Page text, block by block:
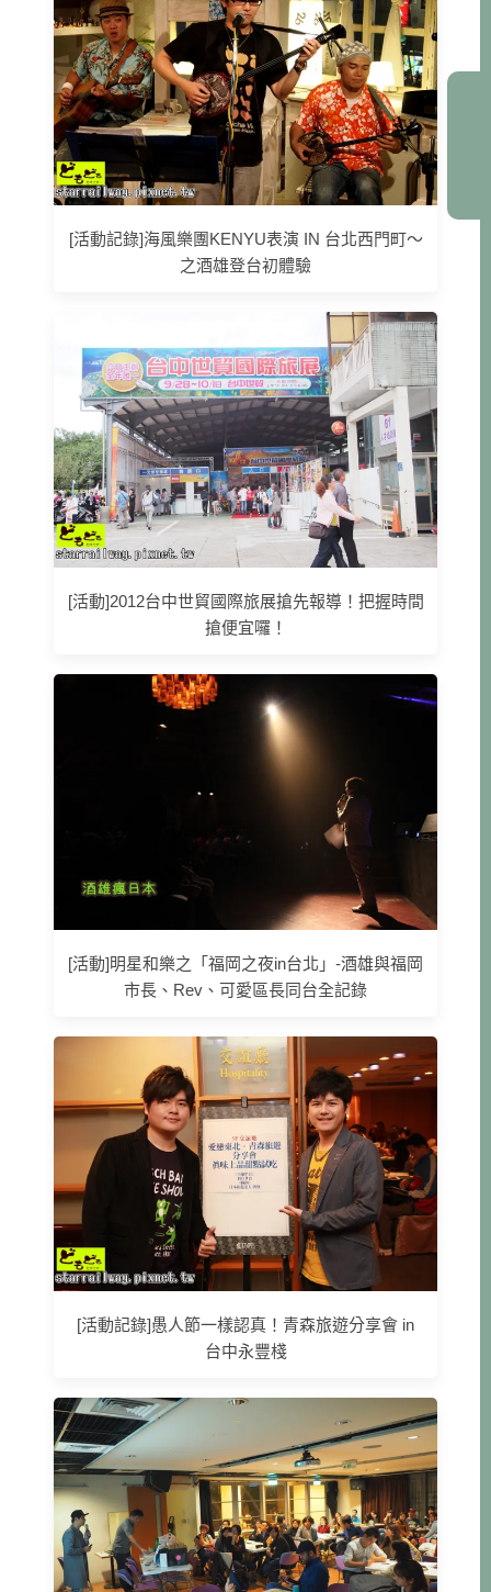
[活動記錄]海風樂團KENYU表演 IN 台北西門町～
之酒雄登台初體驗
[活動]2012台中世貿國際旅展搶先報導！把握時間
搶便宜囉！
[活動]明星和樂之「福岡之夜in台北」-酒雄與福岡
市長、Rev、可愛區長同台全記錄
[活動記錄]愚人節一樣認真！青森旅遊分享會 in
台中永豐棧